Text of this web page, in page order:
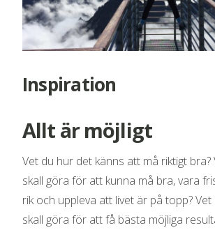
Inspiration
Allt är möjligt
Vet du hur det känns att må riktigt bra?
skall göra för att kunna må bra, vara
rik och uppleva att livet är på topp?
skall göra för att få bästa möjliga